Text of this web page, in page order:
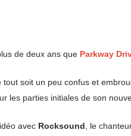
de deux ans que Parkway
tout soit un peu confus et
les parties initiales de son
avec Rocksound , le